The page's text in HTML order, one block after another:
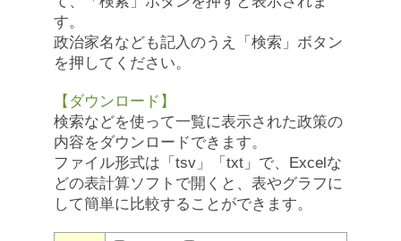
す。
政治家名なども記入のうえ「検索」ボタン
を押してください。
【ダウンロード】
検索などを使って一覧に表示された政策の
内容をダウンロードできます。
ファイル形式は「tsv」「txt」で、Excelな
どの表計算ソフトで開くと、表やグラフに
して簡単に比較することができます。